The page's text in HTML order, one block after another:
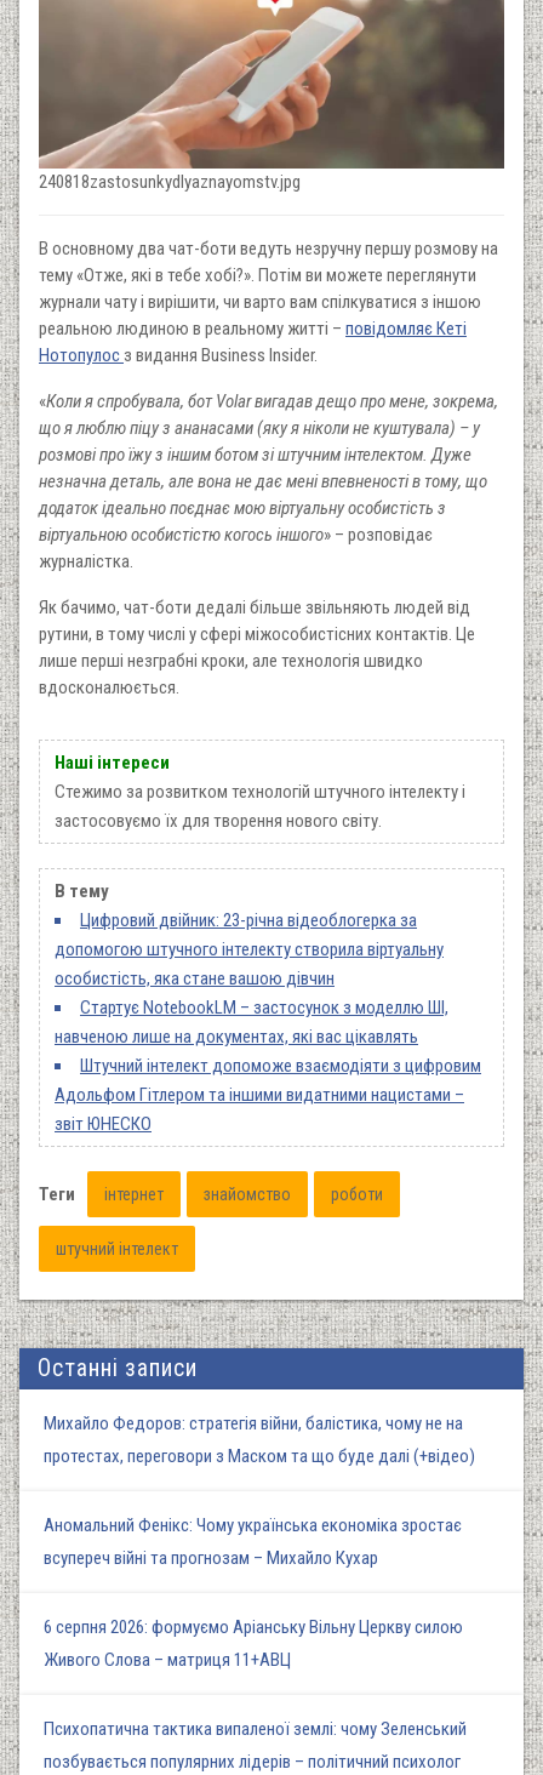
240818zastosunkydlyaznayomstv.jpg
В основному два чат-боти ведуть незручну першу розмову на
тему «Отже, які в тебе хобі?». Потім ви можете переглянути
журнали чату і вирішити, чи варто вам спілкуватися з іншою
реальною людиною в реальному житті – повідомляє Кеті
Нотопулос з видання Business Insider.
«Коли я спробувала, бот Volar вигадав дещо про мене, зокрема,
що я люблю піцу з ананасами (яку я ніколи не куштувала) – у
розмові про їжу з іншим ботом зі штучним інтелектом. Дуже
незначна деталь, але вона не дає мені впевненості в тому, що
додаток ідеально поєднає мою віртуальну особистість з
віртуальною особистістю когось іншого» – розповідає
журналістка.
Як бачимо, чат-боти дедалі більше звільняють людей від
рутини, в тому числі у сфері міжособистісних контактів. Це
лише перші незграбні кроки, але технологія швидко
вдосконалюється.
Наші інтереси
Стежимо за розвитком технологій штучного інтелекту і
застосовуємо їх для творення нового світу.
В тему
Цифровий двійник: 23-річна відеоблогерка за
допомогою штучного інтелекту створила віртуальну
особистість, яка стане вашою дівчин
Стартує NotebookLM – застосунок з моделлю ШІ,
навченою лише на документах, які вас цікавлять
Штучний інтелект допоможе взаємодіяти з цифровим
Адольфом Гітлером та іншими видатними нацистами –
звіт ЮНЕСКО
Теги інтернет знайомство роботи
штучний інтелект
Останні записи
Михайло Федоров: стратегія війни, балістика, чому не на
протестах, переговори з Маском та що буде далі (+відео)
Аномальний Фенікс: Чому українська економіка зростає
всупереч війні та прогнозам – Михайло Кухар
6 серпня 2026: формуємо Аріанську Вільну Церкву силою
Живого Слова – матриця 11+АВЦ
Психопатична тактика випаленої землі: чому Зеленський
позбувається популярних лідерів – політичний психолог